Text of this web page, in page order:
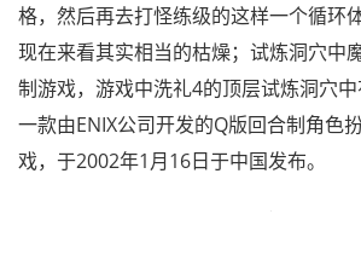
格，然后再去打怪练级的这样一个循环
现在来看其实相当的枯燥；试炼洞穴中
制游戏，游戏中洗礼4的顶层试炼洞穴
一款由ENIX公司开发的Q版回合制角色
戏，于2002年1月16日于中国发布。